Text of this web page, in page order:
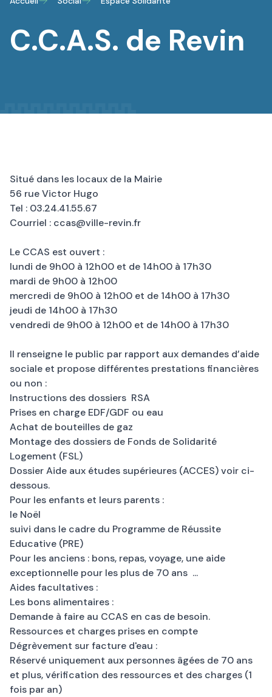
C.C.A.S. de Revin
Situé dans les locaux de la Mairie
56 rue Victor Hugo
Tel : 03.24.41.55.67
Courriel : ccas@ville-revin.fr
Le CCAS est ouvert :
lundi de 9h00 à 12h00 et de 14h00 à 17h30
mardi de 9h00 à 12h00
mercredi de 9h00 à 12h00 et de 14h00 à 17h30
jeudi de 14h00 à 17h30
vendredi de 9h00 à 12h00 et de 14h00 à 17h30
Il renseigne le public par rapport aux demandes d’aide
sociale et propose différentes prestations financières
ou non :
Instructions des dossiers RSA
Prises en charge EDF/GDF ou eau
Achat de bouteilles de gaz
Montage des dossiers de Fonds de Solidarité
Logement (FSL)
Dossier Aide aux études supérieures (ACCES) voir ci-
dessous.
Pour les enfants et leurs parents :
le Noël
suivi dans le cadre du Programme de Réussite
Educative (PRE)
Pour les anciens : bons, repas, voyage, une aide
exceptionnelle pour les plus de 70 ans ...
Aides facultatives :
Les bons alimentaires :
Demande à faire au CCAS en cas de besoin.
Ressources et charges prises en compte
Dégrèvement sur facture d'eau :
Réservé uniquement aux personnes âgées de 70 ans
et plus, vérification des ressources et des charges (1
fois par an)